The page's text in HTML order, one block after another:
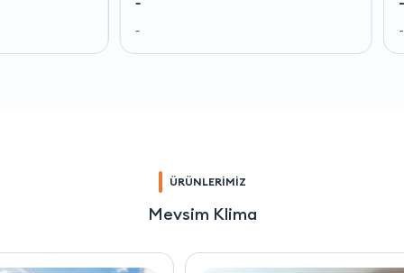
ÜRÜNLERİMİZ
Mevsim Klima